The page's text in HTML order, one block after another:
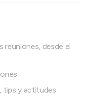
reuniones, desde el
tips y actitudes